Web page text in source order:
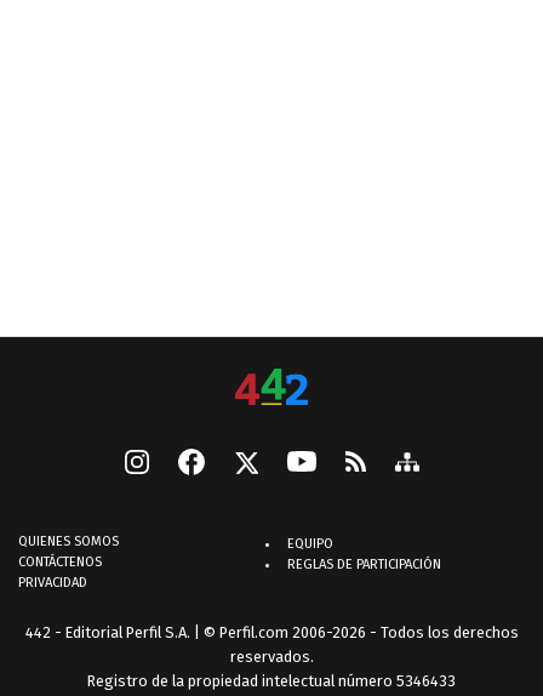
QUIENES SOMOS
CONTÁCTENOS
PRIVACIDAD
EQUIPO
REGLAS DE PARTICIPACIÓN
442 - Editorial Perfil S.A. | © Perfil.com 2006-2026 - Todos los derechos
reservados.
Registro de la propiedad intelectual número 5346433